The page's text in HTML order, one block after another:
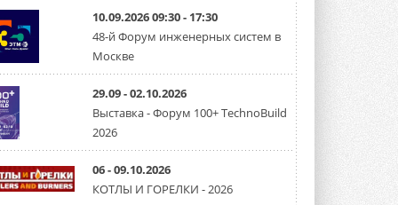
29 ИЮЛЯ 2026
Stiebel Eltron — спонсирует
международные соревнования
прыжках с трамплина и лыжном
двоеборье на международных ...
29 ИЮЛЯ 2026
Новый фирменный магазин
Midea открылся в Сургуте
Компания «Даичи» совместно с
партнером «Энердрим» открыла новый
10.09.2026 09:30 - 17:30
48-й Форум инженерных систем в
Москве
29.09 - 02.10.2026
Выставка - Форум 100+ TechnoBuild
2026
06 - 09.10.2026
КОТЛЫ И ГОРЕЛКИ - 2026